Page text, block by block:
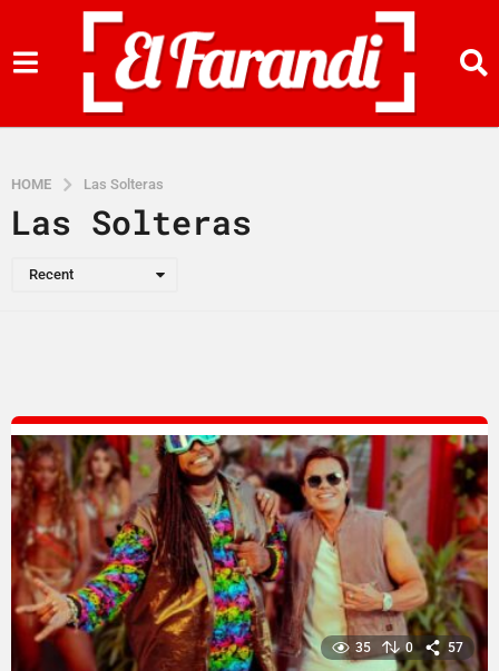
HOME Las Solteras
Las Solteras
Recent
35 0 57